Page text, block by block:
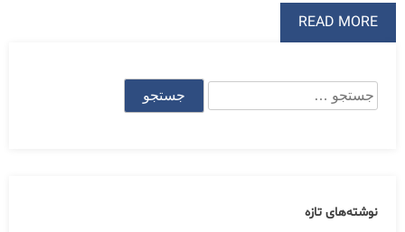
READ MORE
جستجو
برای:
نوشته‌های تازه